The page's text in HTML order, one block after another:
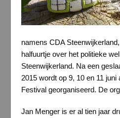
namens CDA
halfuurtje over het politieke
Steenwijkerland. Na een
2015 wordt op 9, 10 en 11 juni
Festival georganiseerd. De
Jan Menger is er al tien jaar